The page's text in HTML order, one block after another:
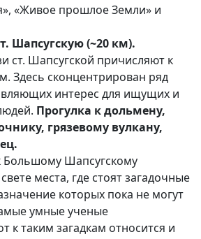
«Живое прошлое Земли» и
Шапсугскую (~20 км).
ст. Шапсугской причисляют к
Здесь сконцентрирован ряд
интерес для ищущих и
Прогулка к дольмену,
грязевому вулкану,
Большому Шапсугскому
места, где стоят загадочные
которых пока не могут
умные ученые
к таким загадкам относится и